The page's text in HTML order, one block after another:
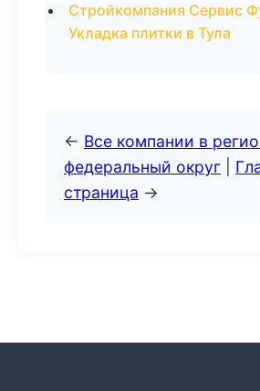
Стройкомпания Сервис
Укладка плитки в Тула
← Все компании в
федеральный округ
страница →